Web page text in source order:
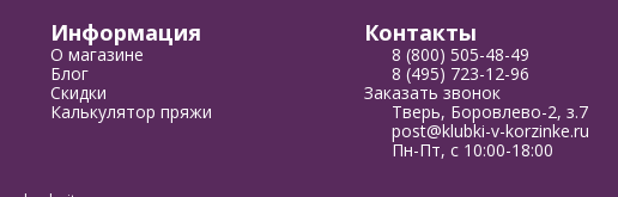
Информация
О магазине
Блог
Скидки
Калькулятор пряжи
Контакты
8 (800) 505-48-49
8 (495) 723-12-96
Заказать звонок
Тверь, Боровлево-2, з.7
post@klubki-v-korzinke.ru
Пн-Пт, с 10:00-18:00